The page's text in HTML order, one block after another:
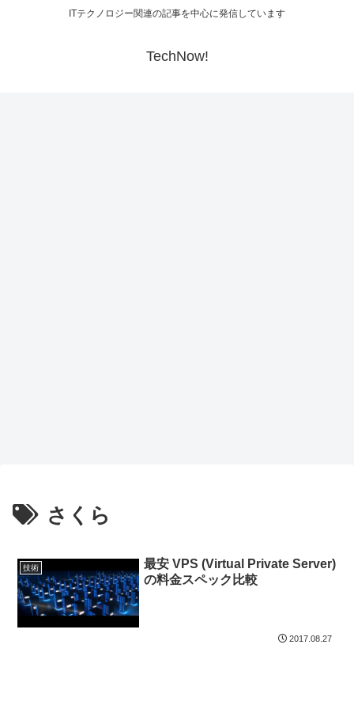
ITテクノロジー関連の記事を中心に発信しています
TechNow!
さくら
技術
最安 VPS (Virtual Private Server)
の料金スペック比較
2017.08.27